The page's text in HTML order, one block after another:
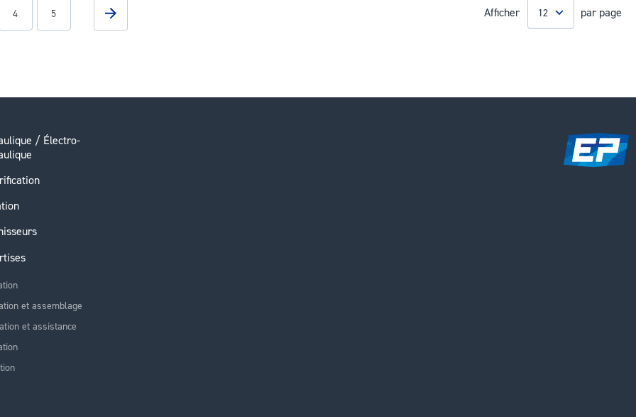
Page
4 Page
5 Page
Suivant Afficher par page
/ Électro-
et assemblage
et assistance